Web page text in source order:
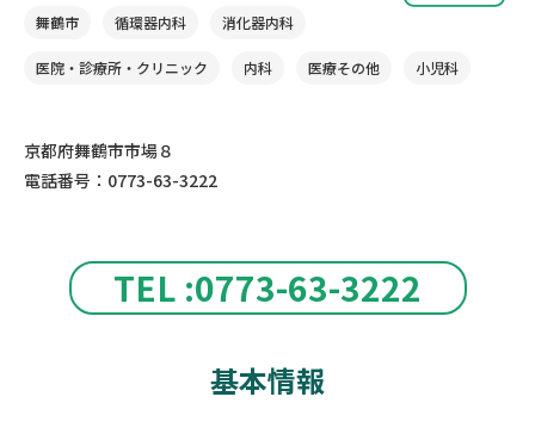
TEL :0773-63-3222
舞鶴市 循環器内科 消化器内科
医院・診療所・クリニック 内科 医療その他 小児科
京都府舞鶴市市場８
電話番号：0773-63-3222
基本情報